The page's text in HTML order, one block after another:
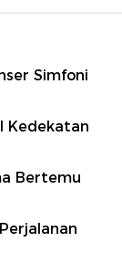
Simfoni
Kedekatan
Bertemu